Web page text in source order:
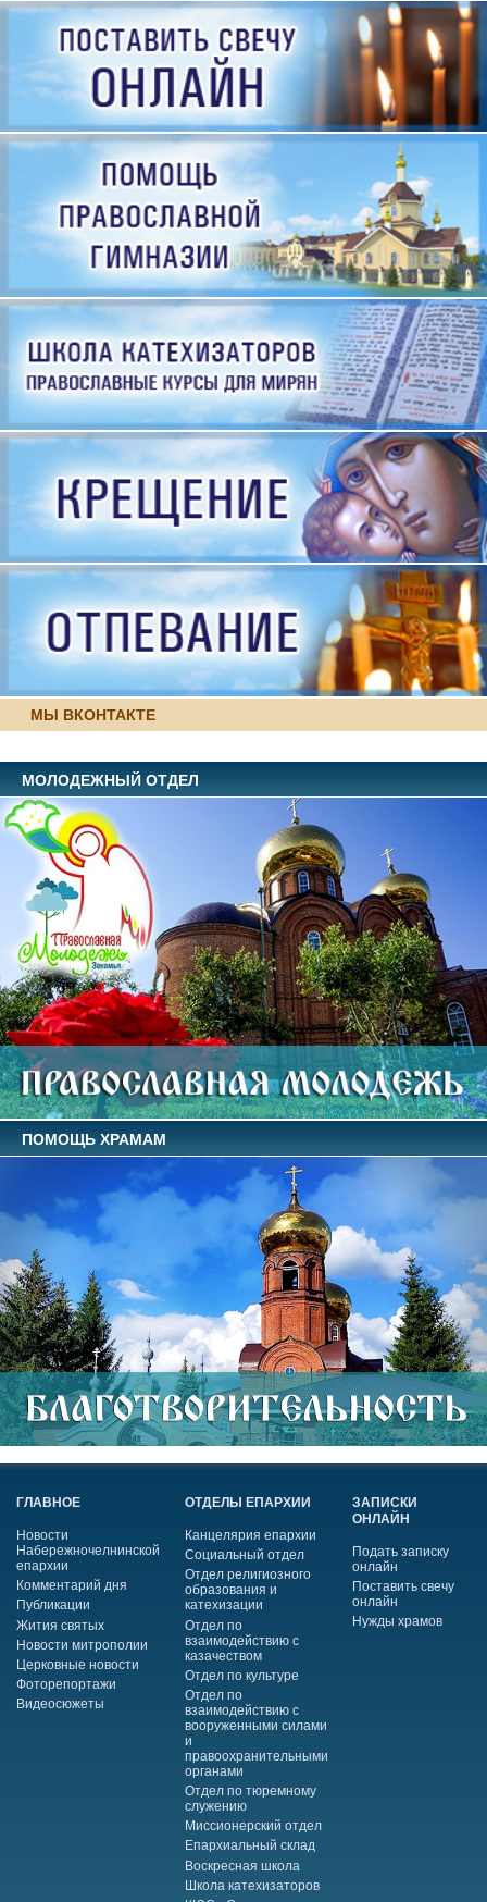
МЫ ВКОНТАКТЕ
МОЛОДЕЖНЫЙ ОТДЕЛ
ПОМОЩЬ ХРАМАМ
ГЛАВНОЕ
Новости
Набережночелнинской
епархии
Комментарий дня
Публикации
Жития святых
Новости митрополии
Церковные новости
Фоторепортажи
Видеосюжеты
ОТДЕЛЫ ЕПАРХИИ
Канцелярия епархии
Социальный отдел
Отдел религиозного
образования и
катехизации
Отдел по
взаимодействию с
казачеством
Отдел по культуре
Отдел по
взаимодействию с
вооруженными силами
и
правоохранительными
органами
Отдел по тюремному
служению
Миссионерский отдел
Епархиальный склад
Воскресная школа
Школа катехизаторов
ЗАПИСКИ
ОНЛАЙН
Подать записку
онлайн
Поставить свечу
онлайн
Нужды храмов